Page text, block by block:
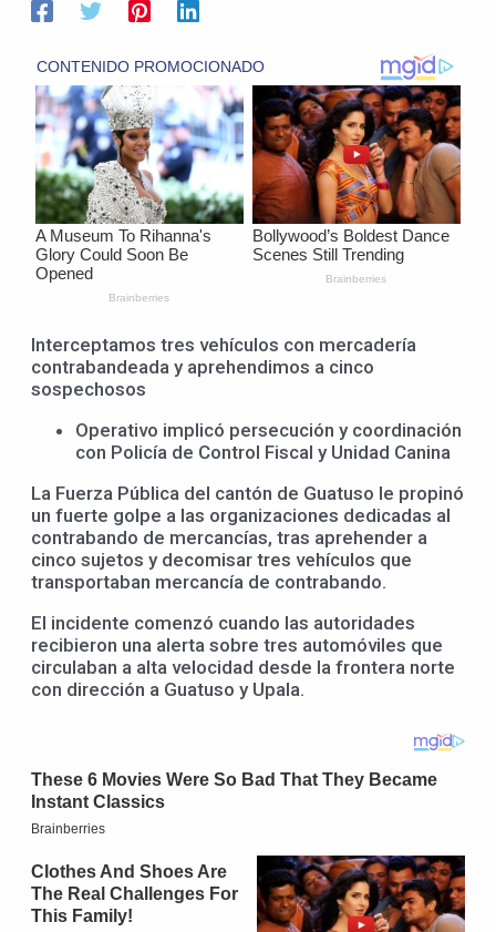
Interceptamos tres vehículos con mercadería
contrabandeada y aprehendimos a cinco
sospechosos
Operativo implicó persecución y coordinación
con Policía de Control Fiscal y Unidad Canina
La Fuerza Pública del cantón de Guatuso le propinó
un fuerte golpe a las organizaciones dedicadas al
contrabando de mercancías, tras aprehender a
cinco sujetos y decomisar tres vehículos que
transportaban mercancía de contrabando.
El incidente comenzó cuando las autoridades
recibieron una alerta sobre tres automóviles que
circulaban a alta velocidad desde la frontera norte
con dirección a Guatuso y Upala.